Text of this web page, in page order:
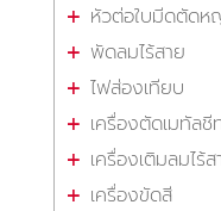
หัวต่อใบมีดตัดห
พัดลมไร้สาย
ไฟส่องเทียบ
เครื่องตัดเมทัลชี
เครื่องเติมลมไร้
เครื่องขัดสี